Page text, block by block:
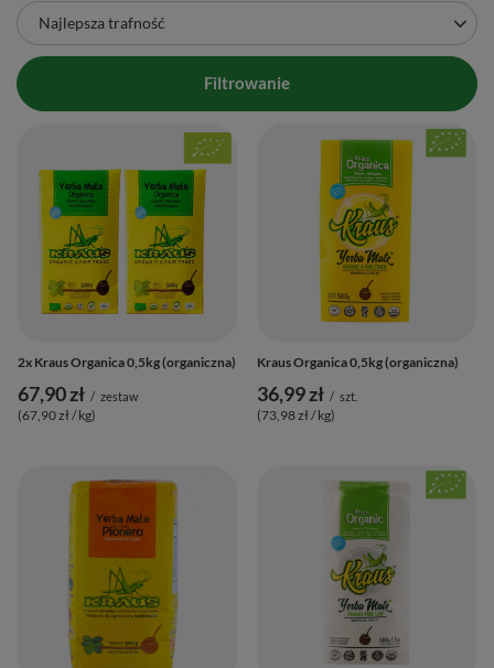
Zmień sortowanie
Najlepsza trafność
Filtrowanie
2x Kraus Organica 0,5kg (organiczna)
67,90 zł / zestaw
(67,90 zł / kg)
Kraus Organica 0,5kg (organiczna)
36,99 zł / szt.
(73,98 zł / kg)